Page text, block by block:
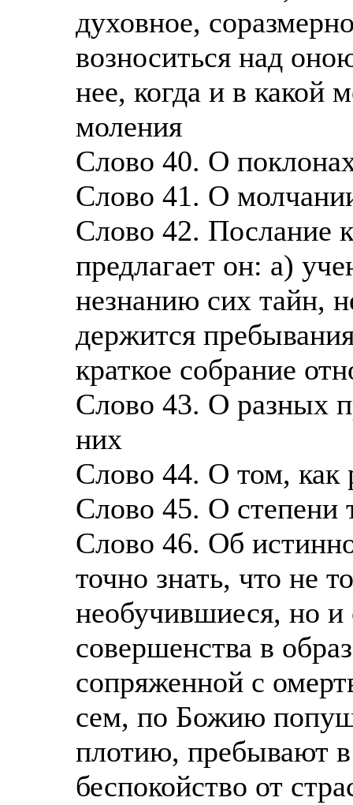
духовное,
возноситься над
нее, когда и в какой
моления
Слово 40. О
Слово 41. О
Слово 42. Послание
предлагает он: а)
незнанию сих тайн,
держится
краткое собрание
Слово 43. О разных
них
Слово 44. О том, как
Слово 45. О степени
Слово 46. Об
точно знать, что не
необучившиеся, но и
совершенства в
сопряженной с
сем, по Божию
плотию, пребывают
беспокойство от